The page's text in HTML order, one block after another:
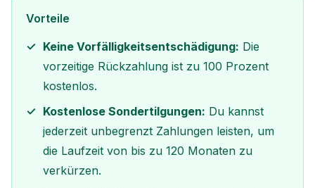
Vorteile
Keine Vorfälligkeitsentschädigung: Die
vorzeitige Rückzahlung ist zu 100 Prozent
kostenlos.
Kostenlose Sondertilgungen: Du kannst
jederzeit unbegrenzt Zahlungen leisten, um
die Laufzeit von bis zu 120 Monaten zu
verkürzen.